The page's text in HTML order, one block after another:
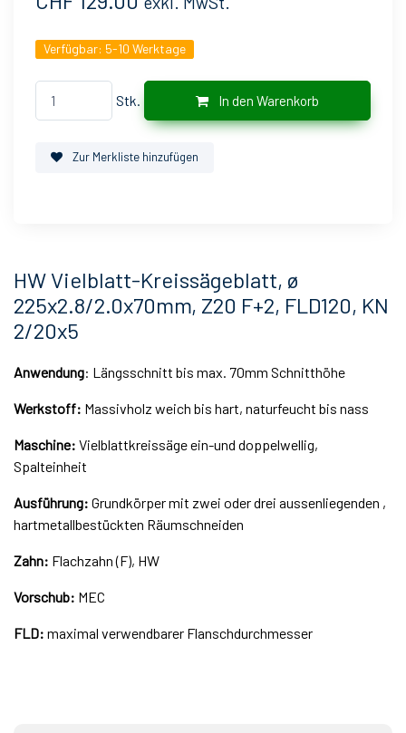
Verfügbar: 5-10 Werktage
Stk. In den Warenkorb
Zur Merkliste hinzufügen
HW Vielblatt-Kreissägeblatt, ø
225x2.8/2.0x70mm, Z20 F+2, FLD120, KN
2/20x5
Anwendung: Längsschnitt bis max. 70mm Schnitthöhe
Werkstoff: Massivholz weich bis hart, naturfeucht bis nass
Maschine: Vielblattkreissäge ein-und doppelwellig,
Spalteinheit
Ausführung: Grundkörper mit zwei oder drei aussenliegenden ,
hartmetallbestückten Räumschneiden
Zahn: Flachzahn (F), HW
Vorschub: MEC
FLD: maximal verwendbarer Flanschdurchmesser